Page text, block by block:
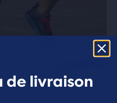
de livraison